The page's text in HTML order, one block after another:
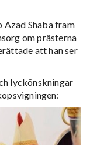
Shaba fram
om prästerna
att han ser
lyckönskningar